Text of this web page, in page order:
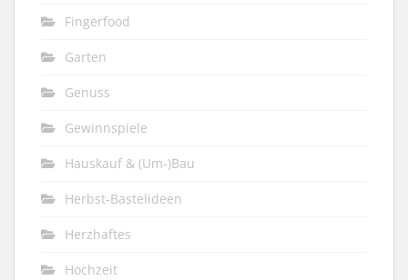
Fingerfood
Garten
Genuss
Gewinnspiele
Hauskauf & (Um-)Bau
Herbst-Bastelideen
Herzhaftes
Hochzeit